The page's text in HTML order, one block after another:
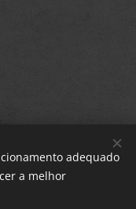
adequado
a melhor